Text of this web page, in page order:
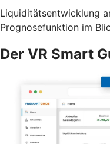
Liquiditätsentwicklung
Prognosefunktion im
Der VR Smart